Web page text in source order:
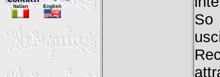
So
Italian English